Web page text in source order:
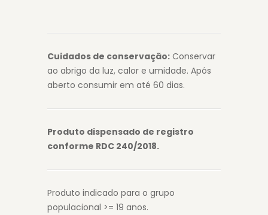
Cuidados de conservação: Conservar
ao abrigo da luz, calor e umidade. Após
aberto consumir em até 60 dias.
Produto dispensado de registro
conforme RDC 240/2018.
Produto indicado para o grupo
populacional >= 19 anos.